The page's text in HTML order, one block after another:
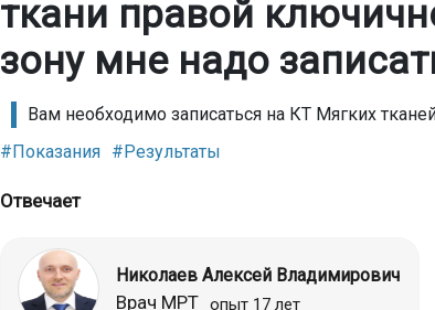
ткани правой
зону мне надо
Вам необходимо записаться на КТ Мягких
#Показания #Результаты
Отвечает
Николаев Алексей Владимирович
Врач МРТ опыт 17 лет